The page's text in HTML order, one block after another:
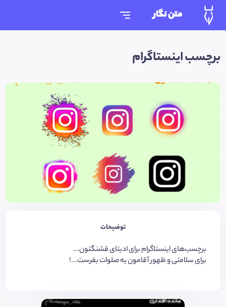
متن نگار
برچسب اینستاگرام
توضیحات
برچسب‌های اینستاگرام برای ادیتای قشنگتون...
برای سلامتی و ظهور آقامون یه صلوات بفرست...!